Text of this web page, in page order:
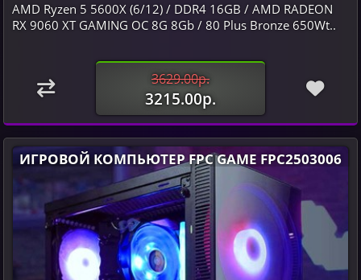
AMD Ryzen 5 5600X (6/12) / DDR4 16GB / AMD RADEON
RX 9060 XT GAMING OC 8G 8Gb / 80 Plus Bronze 650Wt..
3629.00р.
3215.00р.
ИГРОВОЙ КОМПЬЮТЕР FPC GAME FPC2503006